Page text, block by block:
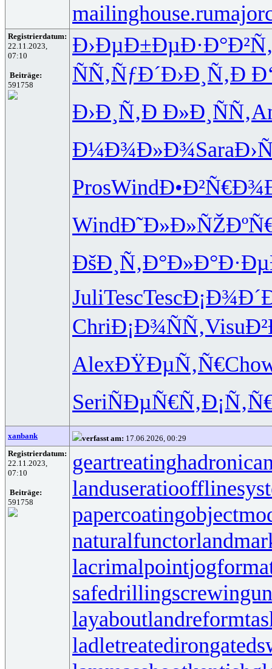
mailinghouse.ru
Registrierdatum:
22.11.2023,
07:10
Beiträge:
591758
Ð›ÐµÐ±Ðµ
ÑÑ‚ÑƒÐ´Ð›Ð¸Ñ‚Ð
Ð›Ð¸Ñ‚Ð Ð»Ð¸ÑÑ‚
Ð¼Ð¾Ð»Ð¾Sara
ProsWindÐ•Ð²Ñ€Ð¾
WindÐ˜Ð»Ð»ÑŽ
ÐšÐ¸Ñ‚Ð°Ð»Ð°Ð·Ðµ
JuliTescTesc
ChriÐ¡Ð¾ÑÑ‚Visu
AlexÐŸÐµÑ‚Ñ€
SeriÑÐµÑ€Ñ‚
xanbank verfasst am: 17.06.2026, 00:29
Registrierdatum:
22.11.2023,
07:10
Beiträge:
591758
geartreating
landuseratio
papercoating
naturalfunctor
lacrimalpoint
safedrilling
layaboutlandreform
ladletreatediron